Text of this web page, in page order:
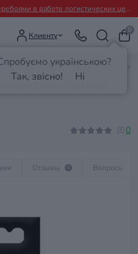
Внимание! В связи с обстрелами и перебоями в работе логистических центров перевозчиков возможны временные задержки с отправкой заказов.
Клиенту
0
для фильтров Сменный
Dennerle Nano
0
Отзывы Вопросы
українською?
Так, звісно!
Ні